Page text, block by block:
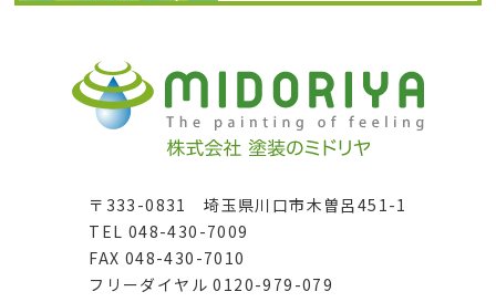
〒333-0831 埼玉県川口市木曽呂451-1
TEL 048-430-7009
FAX 048-430-7010
フリーダイヤル 0120-979-079